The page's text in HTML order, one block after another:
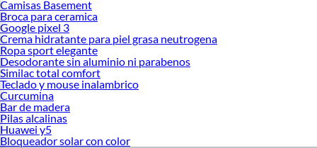
Camisas Basement
Broca para ceramica
Google pixel 3
Crema hidratante para piel grasa neutrogena
Ropa sport elegante
Desodorante sin aluminio ni parabenos
Similac total comfort
Teclado y mouse inalambrico
Curcumina
Bar de madera
Pilas alcalinas
Huawei y5
Bloqueador solar con color